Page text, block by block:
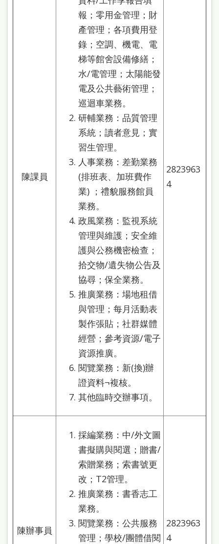
陳課員
報；零用金管理；財
產管理；各項費用登
錄；空調、機電、電
梯等館舍設備修繕；
水/電管理；太陽能發
電及公共藝術管理；
巡迴車業務。
研輔業務：品質管理
系統；讀者意見；實
習生管理。
人事業務：差勤業務
(排班表、加班費作
業) ；禮貌服務館員
業務。
政風業務：監視系統
管理與維護；安全維
護與公務機密檢查；
拾交物/遺失物公告及
協尋；保全業務。
推廣業務：場地租借
與管理；每月活動表
製作張貼；社群媒體
經營；參考資源/電子
資源推廣。
閱覽業務：新(換)辦
證資料¬複核。
其他臨時交辦事項。
2823963
4
陳辦事員
採編業務：中/外文圖
書擬購與閱選；贈書/
索贈業務；索書號更
改；T2管理。
推廣業務：書香志工
業務。
閱覽業務：公共服務
管理；學校/團體借閱
2823963
4